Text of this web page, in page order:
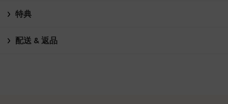
特典
配送 & 返品